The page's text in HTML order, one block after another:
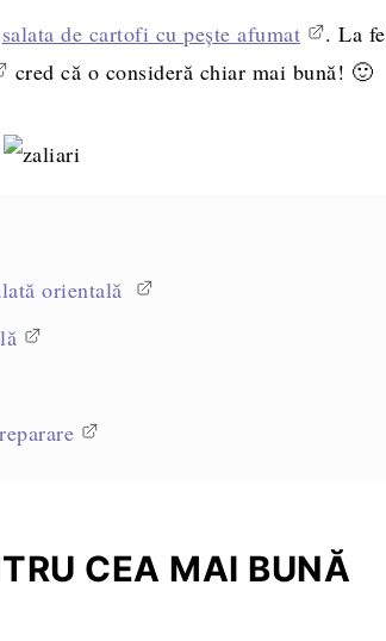
salata de cartofi cu pește afumat
. La
cred că o consideră chiar mai bună! 🙂
orientală
CEA MAI BUNĂ